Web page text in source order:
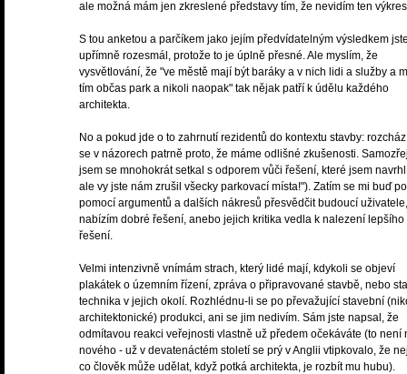
ale možná mám jen zkreslené představy tím, že nevidím ten
S tou anketou a parčíkem jako jejím předvídatelným výsledkem
upřímně rozesmál, protože to je úplně přesné. Ale myslím, že
vysvětlování, že "ve městě mají být baráky a v nich lidi a služby a
tím občas park a nikoli naopak" tak nějak patří k údělu každého
architekta.
No a pokud jde o to zahrnutí rezidentů do kontextu stavby:
se v názorech patrně proto, že máme odlišné zkušenosti.
jsem se mnohokrát setkal s odporem vůči řešení, které jsem
ale vy jste nám zrušil všecky parkovací místa!"). Zatím se mi buď
pomocí argumentů a dalších nákresů přesvědčit budoucí
nabízím dobré řešení, anebo jejich kritika vedla k nalezení lepšího
řešení.
Velmi intenzivně vnímám strach, který lidé mají, kdykoli se objeví
plakátek o územním řízení, zpráva o připravované stavbě, nebo
technika v jejich okolí. Rozhlédnu-li se po převažující stavební
architektonické) produkci, ani se jim nedivím. Sám jste napsal, že
odmítavou reakci veřejnosti vlastně už předem očekáváte (to není
nového - už v devatenáctém století se prý v Anglii vtipkovalo, že
co člověk může udělat, když potká architekta, je rozbít mu hubu).